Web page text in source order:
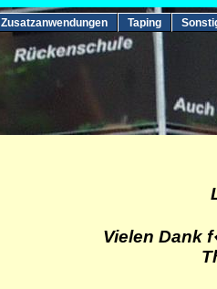
Zusatzanwendungen Taping
Vielen Dank